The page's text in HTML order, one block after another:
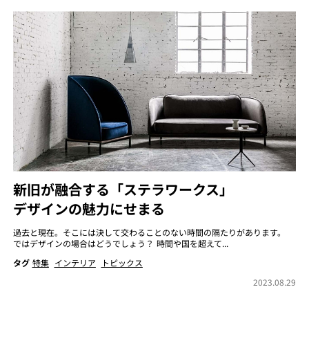
新旧が融合する「ステラワークス」
デザインの魅力にせまる
過去と現在。そこには決して交わることのない時間の隔たりがあります。
ではデザインの場合はどうでしょう？ 時間や国を超えて...
タグ 特集 インテリア
トピックス
2023.08.29